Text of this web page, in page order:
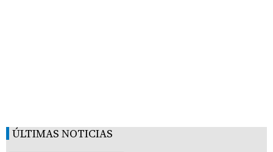
ÚLTIMAS NOTICIAS